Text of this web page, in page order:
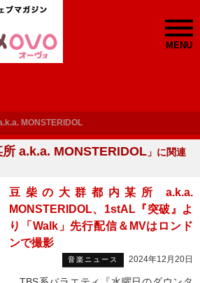
MENU
MONSTERIDOL
a.k.a. MONSTERIDOL 」に関連
豆柴の大群都内某所 a.k.a.
MONSTERIDOL、1stAL『突破』よ
り「Walk」先行配信＆MVはロンド
ンで撮影
音楽ニュース 2024年12月20日